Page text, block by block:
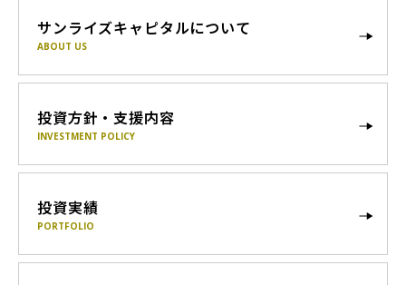
サンライズキャピタルについて
ABOUT US
投資方針・支援内容
INVESTMENT POLICY
投資実績
PORTFOLIO